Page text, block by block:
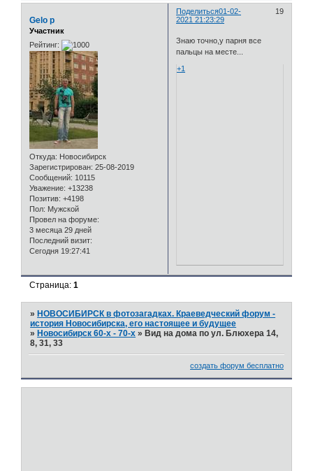
Поделиться 19
01-02-
2021 21:23:29
Gelo p
Участник
Рейтинг:
Откуда: Новосибирск
Зарегистрирован: 25-08-2019
Сообщений: 10115
Уважение: +13238
Позитив: +4198
Пол: Мужской
Провел на форуме:
3 месяца 29 дней
Последний визит:
Сегодня 19:27:41
Знаю точно,у парня все
пальцы на месте...
+1
Страница:1
» НОВОСИБИРСК в фотозагадках. Краеведческий форум -
история Новосибирска, его настоящее и будущее
» Новосибирск 60-х - 70-х » Вид на дома по ул. Блюхера 14,
8, 31, 33
создать форум бесплатно